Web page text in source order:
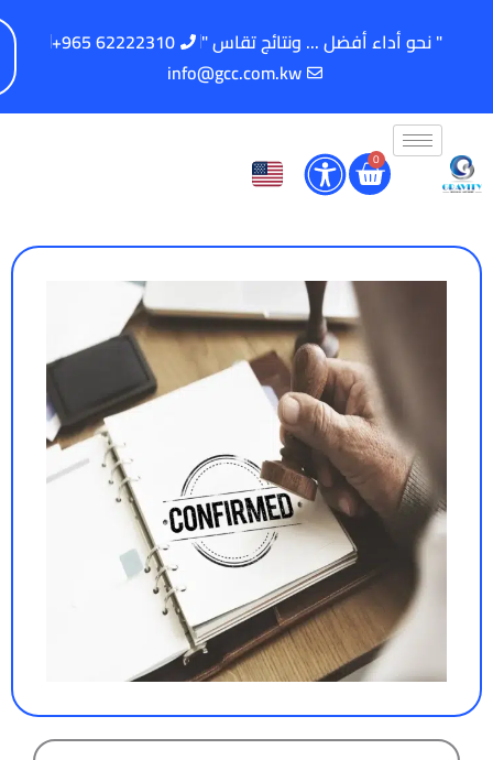
" نحو أداء أفضل ... ونتائج تقاس "
62222310 965+
info@gcc.com.kw
0